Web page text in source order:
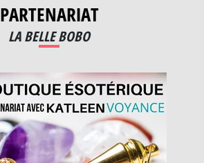
PARTENARIAT
LA BELLE BOBO